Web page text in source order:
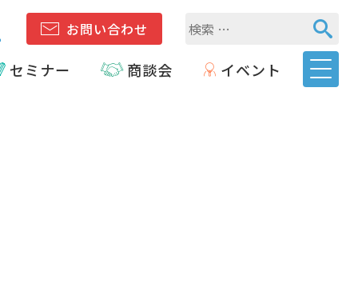
お問い合わせ
セミナー 商談会 イベント